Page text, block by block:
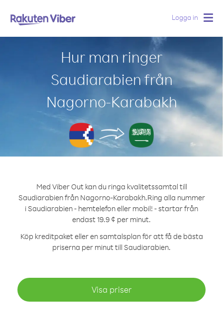
Logga in
Hur man ringer
Saudiarabien från
Nagorno-Karabakh
Med Viber Out kan du ringa kvalitetssamtal till
Saudiarabien från Nagorno-Karabakh.Ring alla nummer
i Saudiarabien - hemtelefon eller mobil! - startar från
endast 19.9 ¢ per minut.
Köp kreditpaket eller en samtalsplan för att få de bästa
priserna per minut till Saudiarabien.
Visa priser